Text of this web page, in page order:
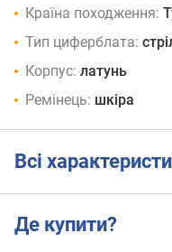
Країна походження:
Тип циферблата:
Корпус: латунь
Ремінець: шкіра
Всі
Де купити?